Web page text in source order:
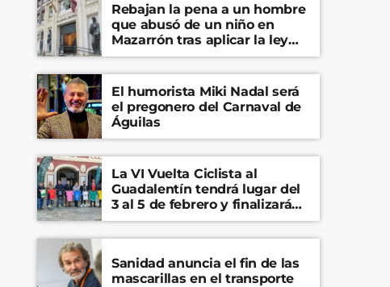
Rebajan la pena a un hombre
que abusó de un niño en
Mazarrón tras aplicar la ley
del ‘solo sí es sí’
El humorista Miki Nadal será
el pregonero del Carnaval de
Águilas
La VI Vuelta Ciclista al
Guadalentín tendrá lugar del
3 al 5 de febrero y finalizará
en el Castillo de Lorca
Sanidad anuncia el fin de las
mascarillas en el transporte